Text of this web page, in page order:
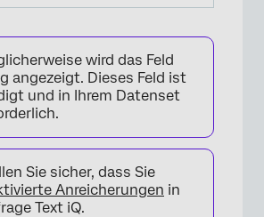
wird das Feld
angezeigt. Dieses Feld ist
und in Ihrem Datenset
Sie sicher, dass Sie
Anreicherungen in
Text iQ.